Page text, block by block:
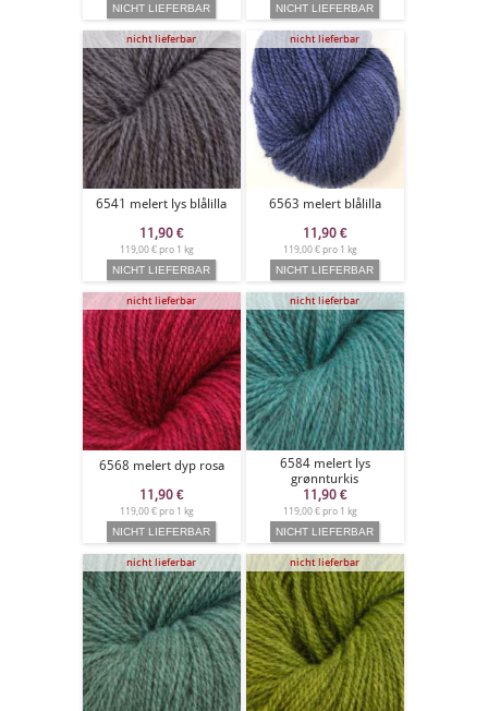
nicht lieferbar
6541 melert lys blålilla
11,90 €
119,00 € pro 1 kg
nicht lieferbar
6563 melert blålilla
11,90 €
119,00 € pro 1 kg
nicht lieferbar
6568 melert dyp rosa
11,90 €
119,00 € pro 1 kg
nicht lieferbar
6584 melert lys
grønnturkis
11,90 €
119,00 € pro 1 kg
nicht lieferbar nicht lieferbar